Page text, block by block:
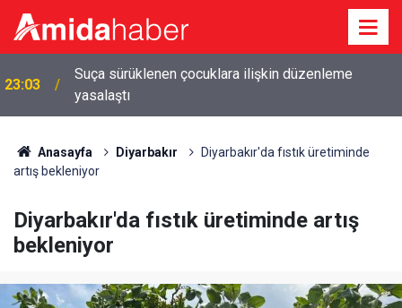
23:03
Suça sürüklenen çocuklara ilişkin düzenleme
yasalaştı
22:09
Diyarbakır'da diş kliniğine silahlı saldırı: 2 tutuklama
Anasayfa Diyarbakır
Diyarbakır'da fıstık üretiminde
artış bekleniyor
Diyarbakır'da fıstık üretiminde artış
bekleniyor